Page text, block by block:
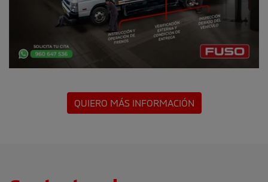
QUIERO MÁS INFORMACIÓN